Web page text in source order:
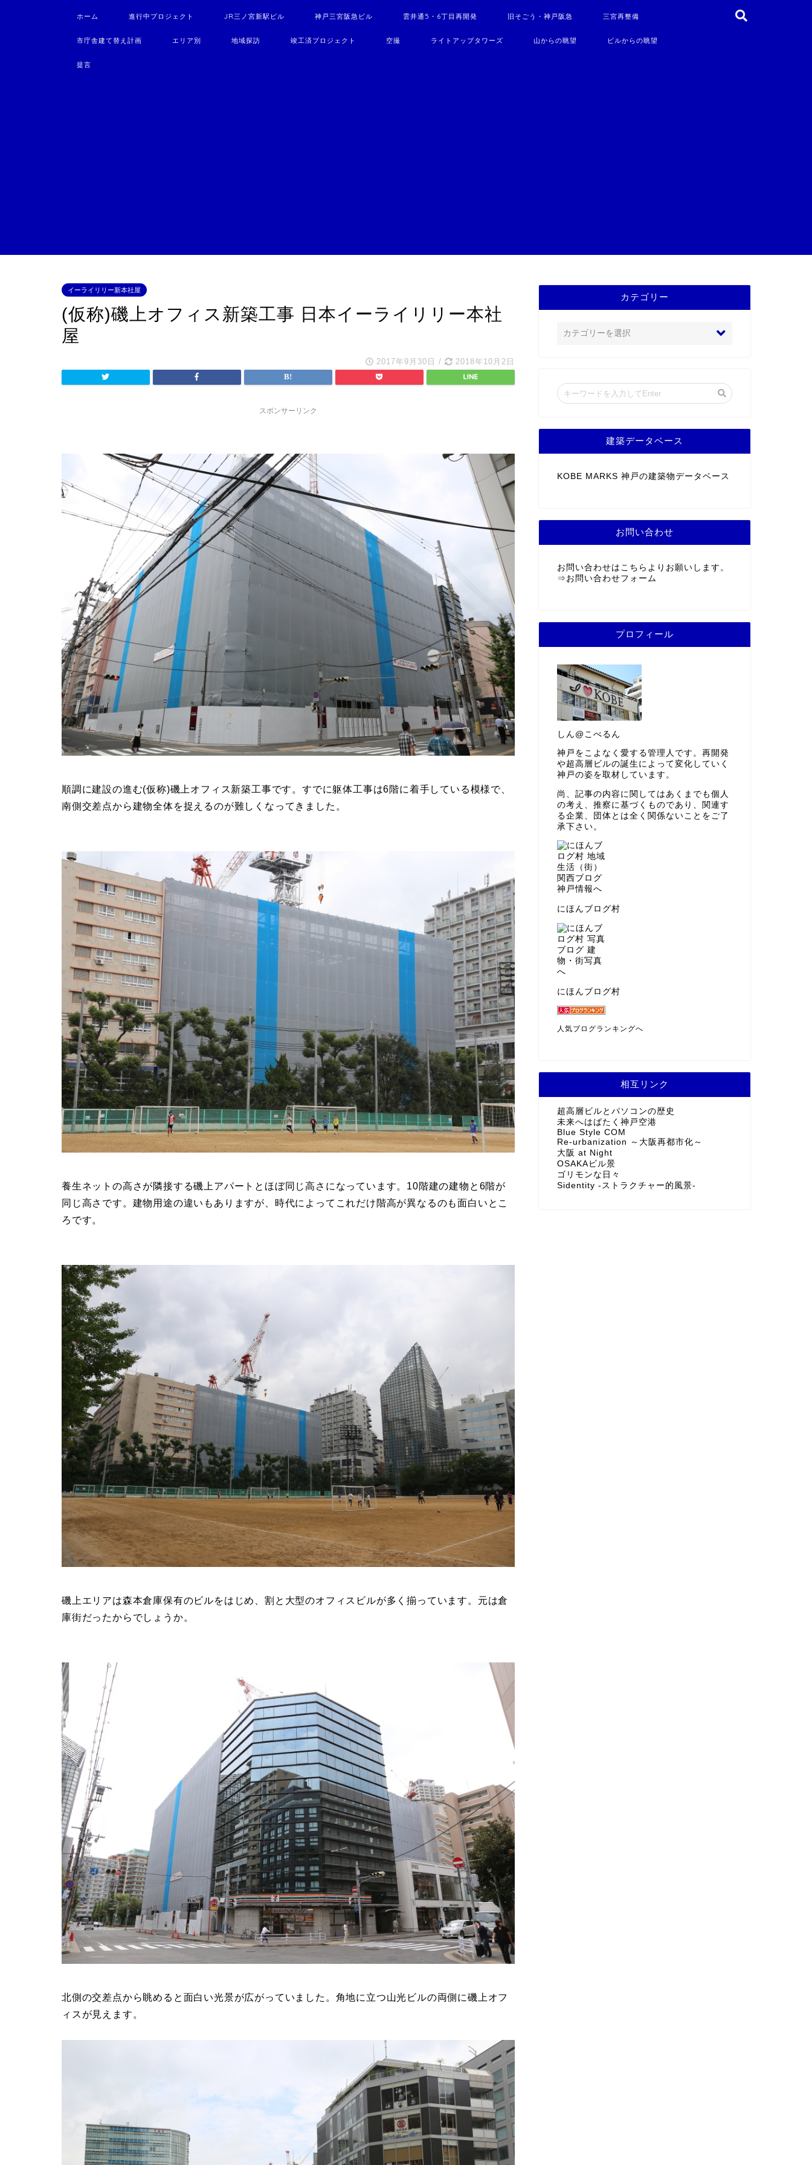
ホーム 進行中プロジェクト JR三ノ宮新駅ビル 神戸三宮阪急ビル 雲井通5・6丁目再開発 旧そごう・神戸阪急 三宮再整備
市庁舎建て替え計画 エリア別 地域探訪 竣工済プロジェクト 空撮 ライトアップタワーズ 山からの眺望 ビルからの眺望
提言
イーライリリー新本社屋
(仮称)磯上オフィス新築工事 日本イーライリリー本社
屋
2017年9月30日 / 2018年10月2日
スポンサーリンク
順調に建設の進む(仮称)磯上オフィス新築工事です。すでに躯体工事は6階に着手している模様で、
南側交差点から建物全体を捉えるのが難しくなってきました。
養生ネットの高さが隣接する磯上アパートとほぼ同じ高さになっています。10階建の建物と6階が
同じ高さです。建物用途の違いもありますが、時代によってこれだけ階高が異なるのも面白いとこ
ろです。
磯上エリアは森本倉庫保有のビルをはじめ、割と大型のオフィスビルが多く揃っています。元は倉
庫街だったからでしょうか。
北側の交差点から眺めると面白い光景が広がっていました。角地に立つ山光ビルの両側に磯上オフ
ィスが見えます。
カテゴリー
建築データベース
KOBE MARKS 神戸の建築物データベース
お問い合わせ
お問い合わせはこちらよりお願いします。
⇒ お問い合わせフォーム
プロフィール
しん@こべるん
神戸をこよなく愛する管理人です。再開発
や超高層ビルの誕生によって変化していく
神戸の姿を取材しています。
尚、記事の内容に関してはあくまでも個人
の考え、推察に基づくものであり、関連す
る企業、団体とは全く関係ないことをご了
承下さい。
にほんブログ村
にほんブログ村
人気ブログランキングへ
相互リンク
超高層ビルとパソコンの歴史
未来へはばたく神戸空港
Blue Style COM
Re-urbanization ～大阪再都市化～
大阪 at Night
OSAKAビル景
ゴリモンな日々
Sidentity -ストラクチャー的風景-